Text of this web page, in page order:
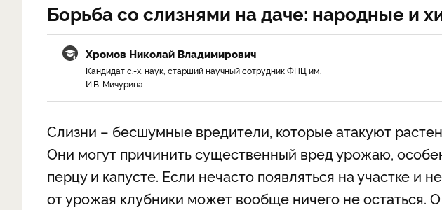
Борьба со слизнями на даче: народные и
Хромов Николай Владимирович
Кандидат с.-х. наук, старший научный сотрудник ФНЦ им.
И.В. Мичурина
Слизни – бесшумные вредители, которые атакуют
Они могут причинить существенный вред урожаю,
перцу и капусте. Если нечасто появляться на участке и
от урожая клубники может вообще ничего не остаться. О